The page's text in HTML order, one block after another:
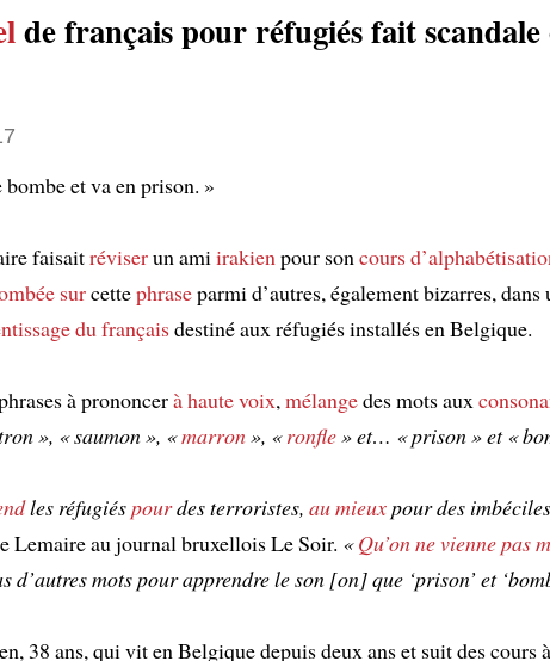
de français pour réfugiés fait scandale
bombe et va en prison. »
faisaitréviserun ami irakien pour son cours
surcettephraseparmi d’autres, également bizarres, dans
du françaisdestiné aux réfugiés installés en Belgique.
à prononcerà haute voix, mélangedes mots aux
», « saumon », «marron», «ronfle» et… « prison » et «
les réfugiéspourdes terroristes, au mieuxpour des
Lemaire au journal bruxellois Le Soir. «Qu’on ne vienne pas
d’autres mots pour apprendre le son [on] que ‘prison’ et
38 ans, qui vit en Belgique depuis deux ans et suit des cours